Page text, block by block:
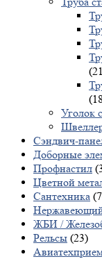
Уголок
Сэндвич-
Доборные
Профнастил
Цветной
Сантехника
Нержавеющий
ЖБИ /
Рельсы (23)